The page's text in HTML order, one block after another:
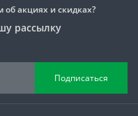
об акциях и скидках?
рассылку
Подписаться